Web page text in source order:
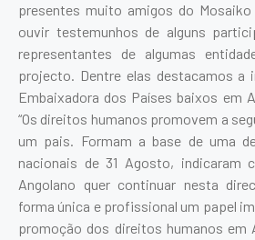
presentes muito amigos do
ouvir testemunhos de alguns
representantes de algumas
projecto. Dentre elas destacamos a
Embaixadora dos Países baixos em
“Os direitos humanos promovem a
um pais. Formam a base de uma
nacionais de 31 Agosto, indicaram
Angolano quer continuar nesta
forma única e profissional um papel
promoção dos direitos humanos